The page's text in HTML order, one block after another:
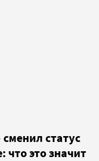
статус
что это значит